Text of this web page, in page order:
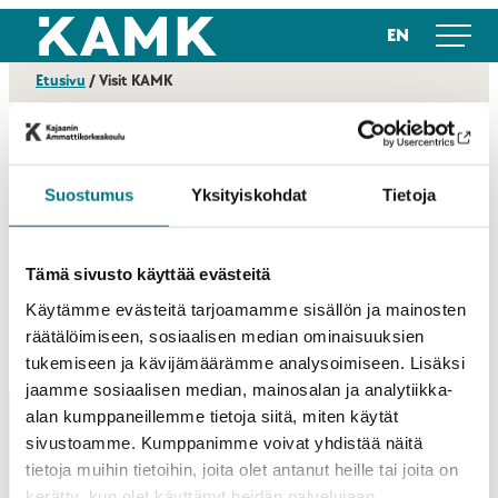
Suostumus Yksityiskohdat Tietoja
Tämä sivusto käyttää evästeitä
Käytämme evästeitä tarjoamamme sisällön ja mainosten
räätälöimiseen, sosiaalisen median ominaisuuksien
tukemiseen ja kävijämäärämme analysoimiseen. Lisäksi
jaamme sosiaalisen median, mainosalan ja analytiikka-
alan kumppaneillemme tietoja siitä, miten käytät
sivustoamme. Kumppanimme voivat yhdistää näitä
tietoja muihin tietoihin, joita olet antanut heille tai joita on
Siirry
suoraan
sisältöön
Kajaanin ammattikorkeakoulu EN
Etusivu /Visit KAMK
22.06.2026 Tapahtuma Visit KAMK
KAMK tapahtumaan